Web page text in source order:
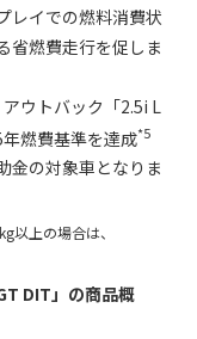
レイでの燃料消費状
省燃費走行を促しま
ウトバック「2.5i L
燃費基準を達成*5
金の対象車となりま
以上の場合は、
DIT」の商品概